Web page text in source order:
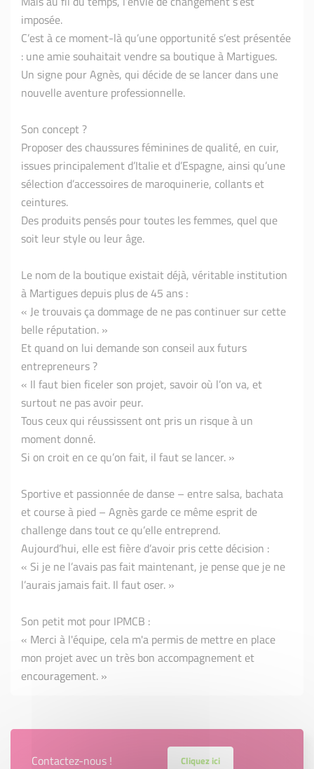
imposée.
C’est à ce moment-là qu’une opportunité s’est présentée
: une amie souhaitait vendre sa boutique à Martigues.
Un signe pour Agnès, qui décide de se lancer dans une
nouvelle aventure professionnelle.
Son concept ?
Proposer des chaussures féminines de qualité, en cuir,
issues principalement d’Italie et d’Espagne, ainsi qu’une
sélection d’accessoires de maroquinerie, collants et
ceintures.
Des produits pensés pour toutes les femmes, quel que
soit leur style ou leur âge.
Le nom de la boutique existait déjà, véritable institution
à Martigues depuis plus de 45 ans :
« Je trouvais ça dommage de ne pas continuer sur cette
belle réputation. »
Et quand on lui demande son conseil aux futurs
entrepreneurs ?
« Il faut bien ficeler son projet, savoir où l’on va, et
surtout ne pas avoir peur.
Tous ceux qui réussissent ont pris un risque à un
moment donné.
Si on croit en ce qu’on fait, il faut se lancer. »
Sportive et passionnée de danse – entre salsa, bachata
et course à pied – Agnès garde ce même esprit de
challenge dans tout ce qu’elle entreprend.
Aujourd’hui, elle est fière d’avoir pris cette décision :
« Si je ne l’avais pas fait maintenant, je pense que je ne
l’aurais jamais fait. Il faut oser. »
Son petit mot pour IPMCB :
« Merci à l'équipe, cela m'a permis de mettre en place
mon projet avec un très bon accompagnement et
encouragement. »
Contactez-nous ! Cliquez ici